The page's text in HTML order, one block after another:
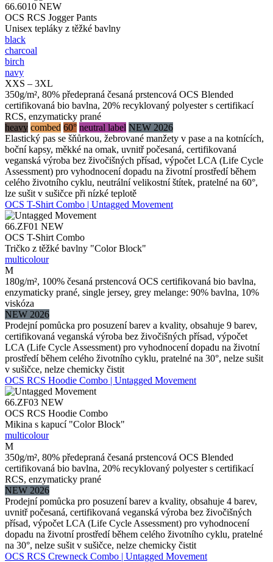
66.6010 NEW
OCS RCS Jogger Pants
Unisex tepláky z těžké bavlny
black
charcoal
birch
navy
XXS – 3XL
350g/m², 80% předepraná česaná prstencová OCS Blended
certifikovaná bio bavlna, 20% recyklovaný polyester s certifikací
RCS, enzymaticky prané
heavy combed 60° neutral label NEW 2026
Elastický pas se šňůrkou, žebrované manžety v pase a na kotnících,
boční kapsy, měkké na omak, uvnitř počesaná, certifikovaná
veganská výroba bez živočišných přísad, výpočet LCA (Life Cycle
Assessment) pro vyhodnocení dopadu na životní prostředí během
celého životního cyklu, neutrální velikostní štítek, pratelné na 60°,
lze sušit v sušičce při nízké teplotě
OCS T-Shirt Combo | Untagged Movement
66.ZF01 NEW
OCS T-Shirt Combo
Tričko z těžké bavlny "Color Block"
multicolour
M
180g/m², 100% česaná prstencová OCS certifikovaná bio bavlna,
enzymaticky prané, single jersey, grey melange: 90% bavlna, 10%
viskóza
NEW 2026
Prodejní pomůcka pro posuzení barev a kvality, obsahuje 9 barev,
certifikovaná veganská výroba bez živočišných přísad, výpočet
LCA (Life Cycle Assessment) pro vyhodnocení dopadu na životní
prostředí během celého životního cyklu, pratelné na 30°, nelze sušit
v sušičce, nelze chemicky čistit
OCS RCS Hoodie Combo | Untagged Movement
66.ZF03 NEW
OCS RCS Hoodie Combo
Mikina s kapucí "Color Block"
multicolour
M
350g/m², 80% předepraná česaná prstencová OCS Blended
certifikovaná bio bavlna, 20% recyklovaný polyester s certifikací
RCS, enzymaticky prané
NEW 2026
Prodejní pomůcka pro posuzení barev a kvality, obsahuje 4 barev,
uvnitř počesaná, certifikovaná veganská výroba bez živočišných
přísad, výpočet LCA (Life Cycle Assessment) pro vyhodnocení
dopadu na životní prostředí během celého životního cyklu, pratelné
na 30°, nelze sušit v sušičce, nelze chemicky čistit
OCS RCS Crewneck Combo | Untagged Movement